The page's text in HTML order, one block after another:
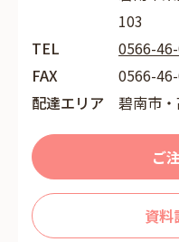
103
TEL
0566-
FAX
0566-
配達エリア
碧南市
ご
資料